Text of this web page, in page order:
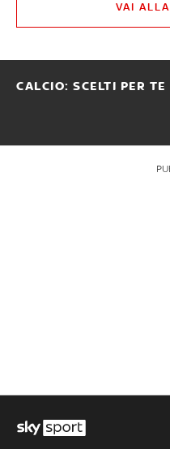
VAI
CALCIO: SCELTI PER TE